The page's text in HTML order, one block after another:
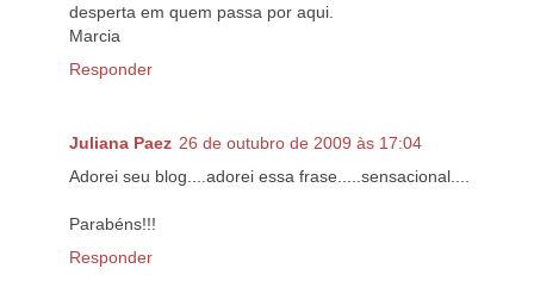
desperta em quem passa por aqui.
Marcia
Responder
Juliana Paez 26 de outubro de 2009 às 17:04
Adorei seu blog....adorei essa frase.....sensacional....
Parabéns!!!
Responder